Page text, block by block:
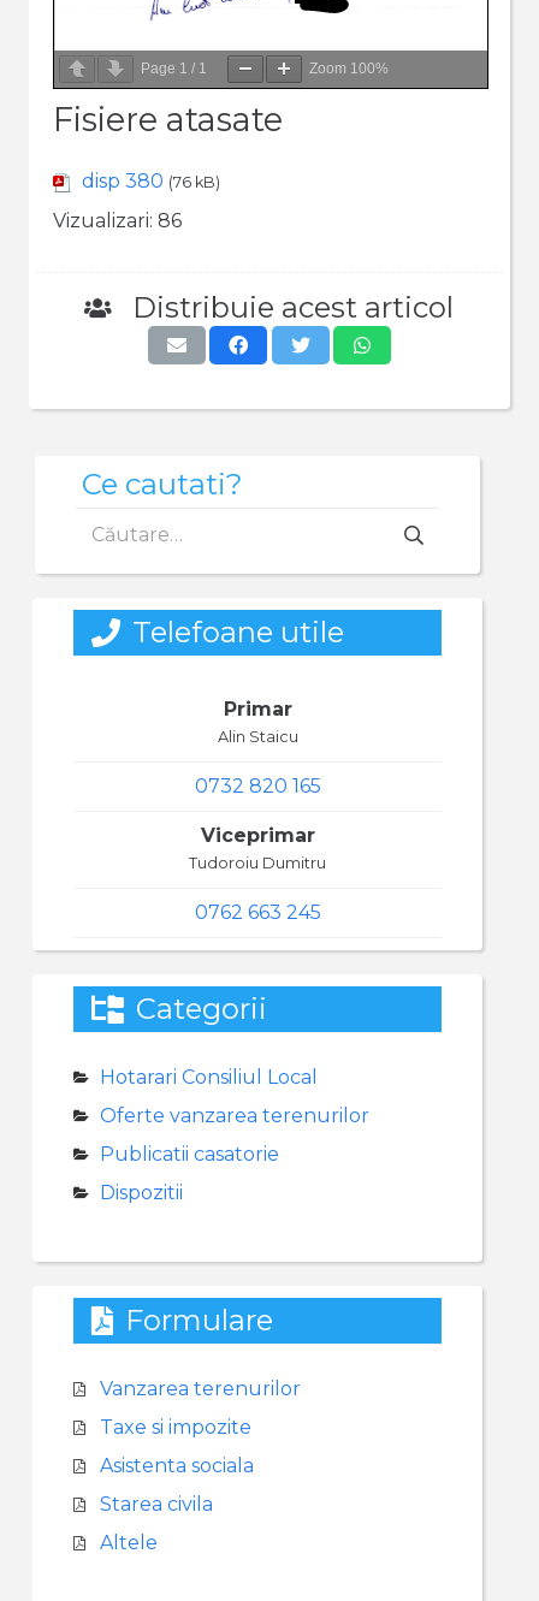
Page 1 / 1 Zoom 100%
Fisiere atasate
disp 380 (76 kB)
Vizualizari: 86
Distribuie acest articol
Ce cautati?
după:
Telefoane utile
Primar
Alin Staicu
0732 820 165
Viceprimar
Tudoroiu Dumitru
0762 663 245
Categorii
Hotarari Consiliul Local
Oferte vanzarea terenurilor
Publicatii casatorie
Dispozitii
Formulare
Vanzarea terenurilor
Taxe si impozite
Asistenta sociala
Starea civila
Altele